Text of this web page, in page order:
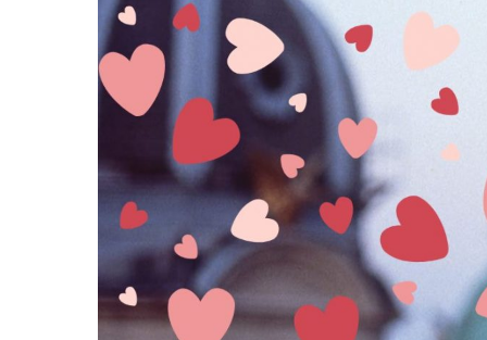
PLAN JE BEZOEK
Openingstijden & contact
Bereikbaarheid
Kaartverkoop
EDUCATIE
Schoolvoorstellingen
Filmprogramma’s Primair Onderwijs